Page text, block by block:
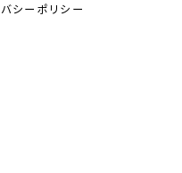
シーポリシー